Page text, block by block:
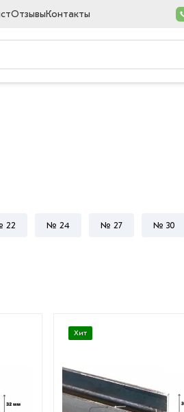
ОтзывыКонтакты
22 № 24 № 27 № 30
Хит